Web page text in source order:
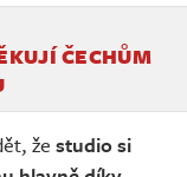
ČECHŮM
žestudio si